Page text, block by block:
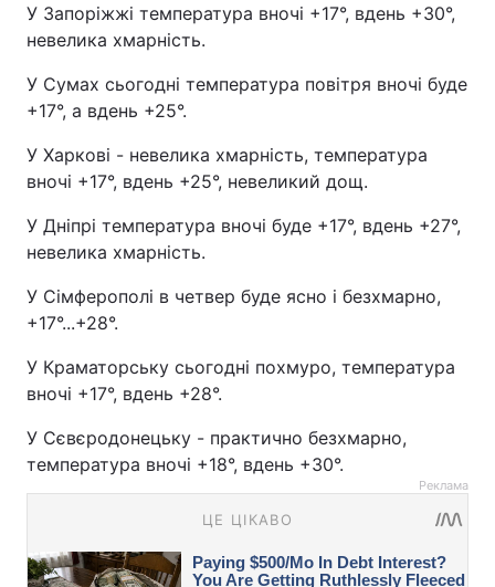
У Запоріжжі температура вночі +17°, вдень +30°,
невелика хмарність.
У Сумах сьогодні температура повітря вночі буде
+17°, а вдень +25°.
У Харкові - невелика хмарність, температура
вночі +17°, вдень +25°, невеликий дощ.
У Дніпрі температура вночі буде +17°, вдень +27°,
невелика хмарність.
У Сімферополі в четвер буде ясно і безхмарно,
+17°...+28°.
У Краматорську сьогодні похмуро, температура
вночі +17°, вдень +28°.
У Сєвєродонецьку - практично безхмарно,
температура вночі +18°, вдень +30°.
Реклама